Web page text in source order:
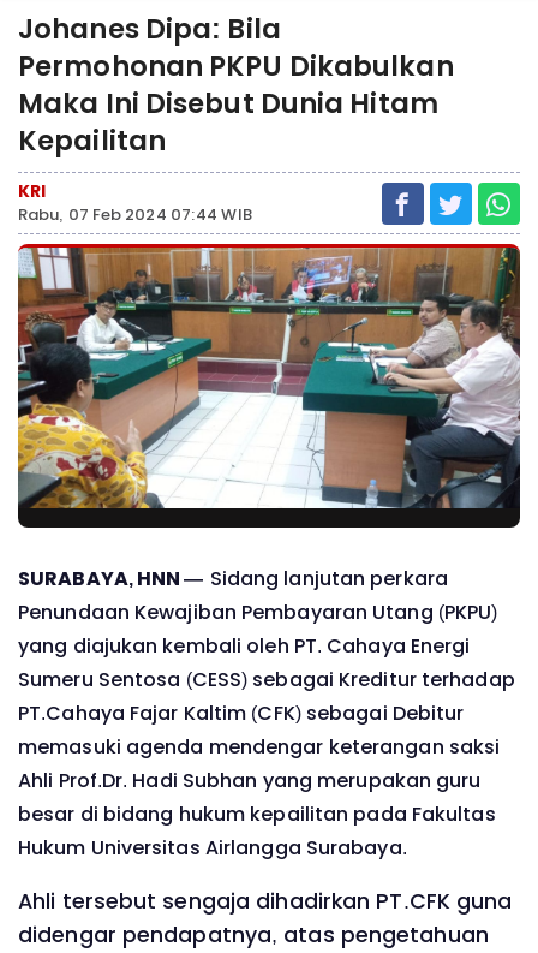
Johanes Dipa: Bila
Permohonan PKPU Dikabulkan
Maka Ini Disebut Dunia Hitam
Kepailitan
KRI
Rabu, 07 Feb 2024 07:44 WIB
SURABAYA, HNN — Sidang lanjutan perkara
Penundaan Kewajiban Pembayaran Utang (PKPU)
yang diajukan kembali oleh PT. Cahaya Energi
Sumeru Sentosa (CESS) sebagai Kreditur terhadap
PT.Cahaya Fajar Kaltim (CFK) sebagai Debitur
memasuki agenda mendengar keterangan saksi
Ahli Prof.Dr. Hadi Subhan yang merupakan guru
besar di bidang hukum kepailitan pada Fakultas
Hukum Universitas Airlangga Surabaya.
Ahli tersebut sengaja dihadirkan PT.CFK guna
didengar pendapatnya, atas pengetahuan